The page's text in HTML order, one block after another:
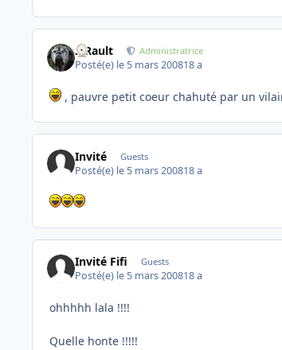
S.Rault Administratrice
Posté(e) le 5 mars 200818 a
, pauvre petit coeur chahuté par un
Invité Guests
Posté(e) le 5 mars 200818 a
Invité Fifi Guests
Posté(e) le 5 mars 200818 a
ohhhhh lala !!!!
Quelle honte !!!!!